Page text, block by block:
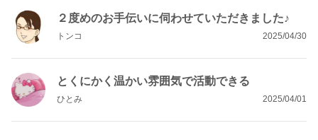
２度めのお手伝いに伺わせていただきました♪
トンコ 2025/04/30
とくにかく温かい雰囲気で活動できる
ひとみ 2025/04/01